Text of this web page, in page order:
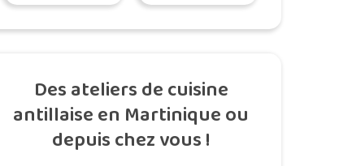
selon Tatie
Maryse
grillés, by
Tatie Maryse
Des ateliers de cuisine
antillaise en Martinique ou
depuis chez vous !